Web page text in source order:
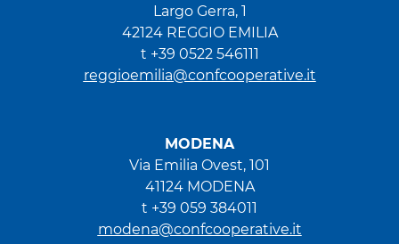
Largo Gerra, 1
42124 REGGIO EMILIA
t +39 0522 546111
reggioemilia@confcooperative.it
MODENA
Via Emilia Ovest, 101
41124 MODENA
t +39 059 384011
modena@confcooperative.it